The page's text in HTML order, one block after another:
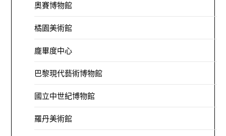
奧賽博物館
橘園美術館
龐畢度中心
巴黎現代藝術博物館
國立中世紀博物館
羅丹美術館